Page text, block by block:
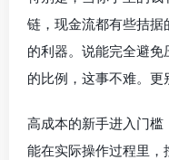
链，现金流都有些拮
的利器。说能完全避
的比例，这事不难。更
高成本的新手进入门
能在实际操作过程里